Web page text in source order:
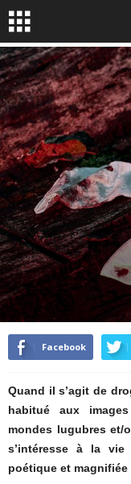
PORTFOLIOS
By Molly Benn Mar 10, 2015
Facebook
Quand il s’agit de
habitué aux
mondes lugubres et/
s’intéresse à la
poétique et magnifiée